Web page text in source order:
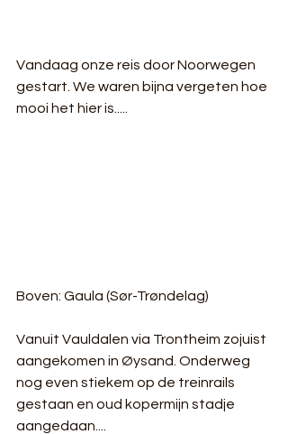
Vandaag onze reis door Noorwegen
gestart. We waren bijna vergeten hoe
mooi het hier is.....
Boven: Gaula (Sør-Trøndelag)
Vanuit Vauldalen via Trontheim zojuist
aangekomen in Øysand. Onderweg
nog even stiekem op de treinrails
gestaan en oud kopermijn stadje
aangedaan....